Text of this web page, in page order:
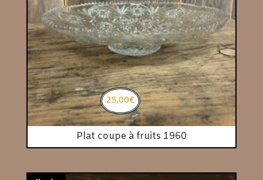
Plat coupe à fruits 1960
25,00€